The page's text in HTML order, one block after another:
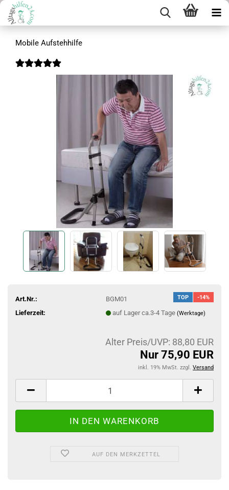
Mobile Aufstehhilfe
TOP -14%
Art.Nr.:
BGM01
Lieferzeit:
auf Lager ca.3-4 Tage (Werktage)
Alter Preis/UVP: 88,80 EUR
Nur 75,90 EUR
inkl. 19% MwSt. zzgl. Versand
AUF DEN MERKZETTEL